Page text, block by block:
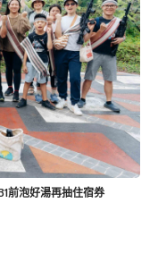
前泡好湯再抽住宿券